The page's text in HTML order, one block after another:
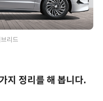
리드
지 정리를 해 봅니다.